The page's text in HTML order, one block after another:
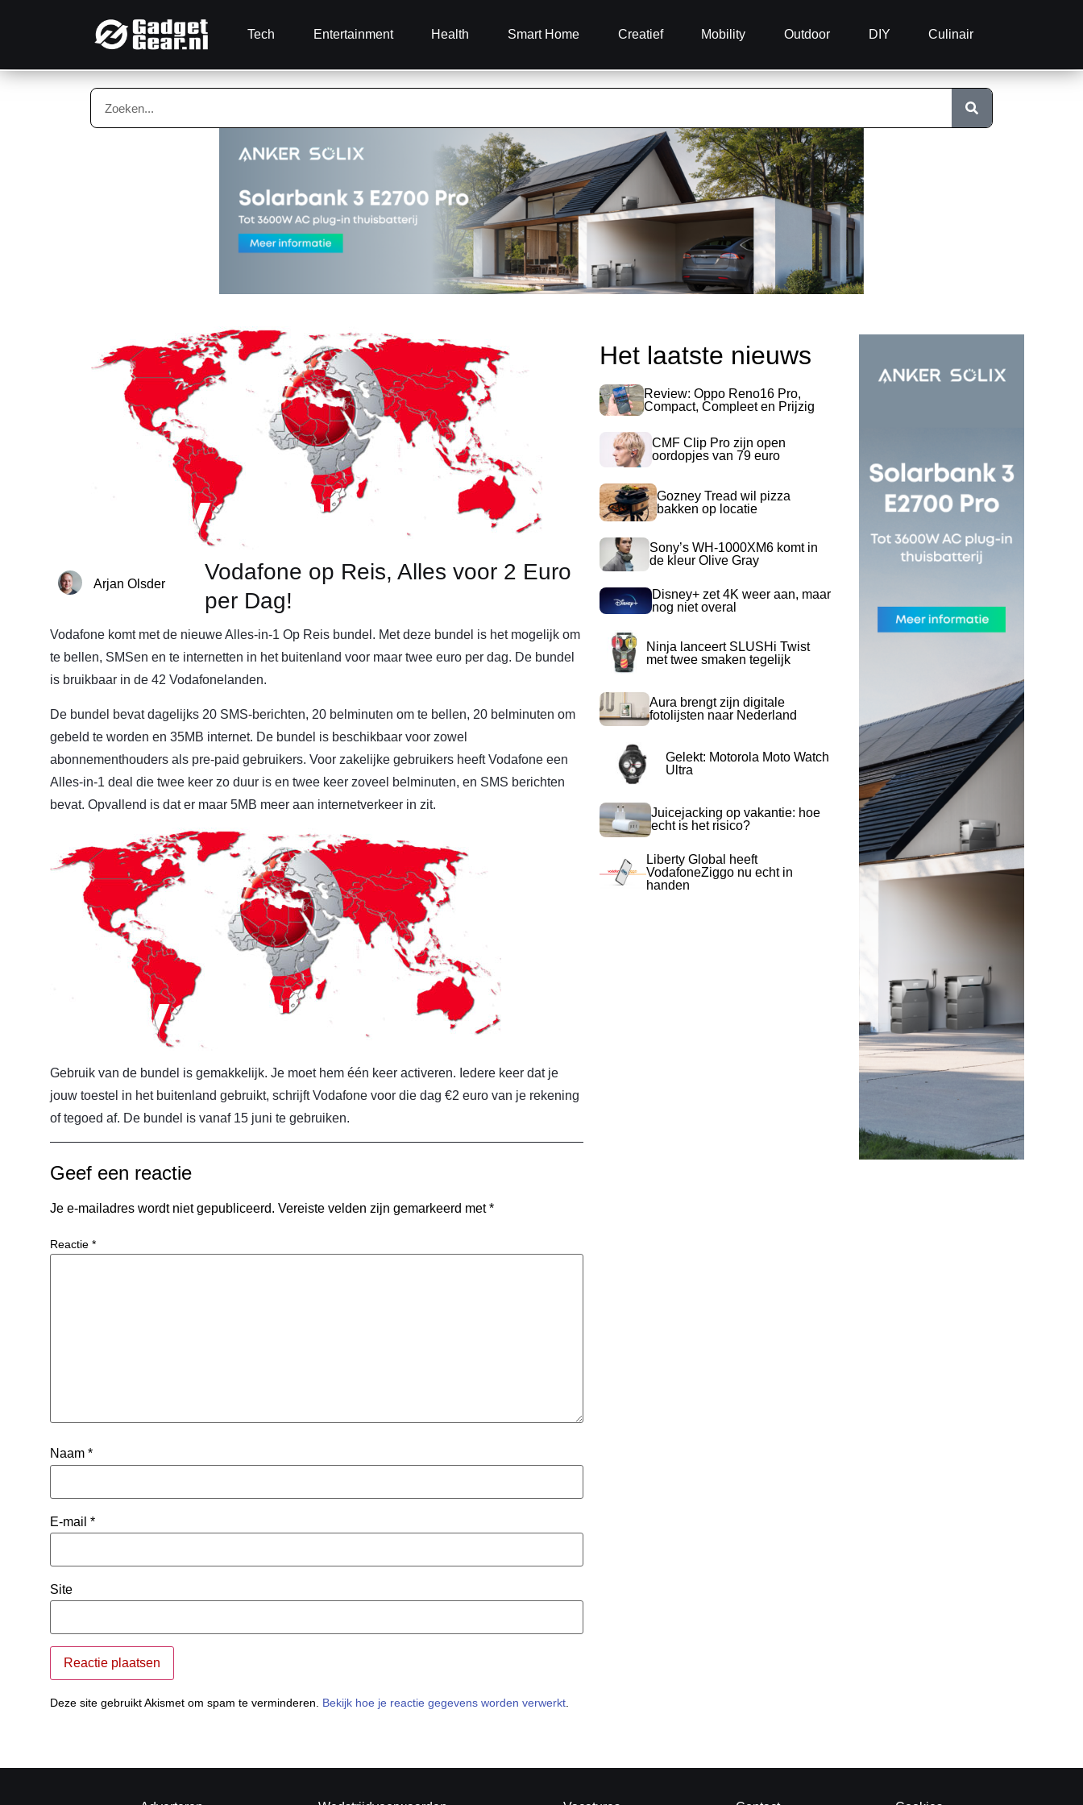
Tech Entertainment Health Smart Home Creatief Mobility Outdoor DIY Culinair
Arjan Olsder
Vodafone op Reis, Alles voor 2 Euro
per Dag!
Vodafone komt met de nieuwe Alles-in-1 Op Reis bundel. Met deze bundel is het mogelijk om
te bellen, SMSen en te internetten in het buitenland voor maar twee euro per dag. De bundel
is bruikbaar in de 42 Vodafonelanden.
De bundel bevat dagelijks 20 SMS-berichten, 20 belminuten om te bellen, 20 belminuten om
gebeld te worden en 35MB internet. De bundel is beschikbaar voor zowel
abonnementhouders als pre-paid gebruikers. Voor zakelijke gebruikers heeft Vodafone een
Alles-in-1 deal die twee keer zo duur is en twee keer zoveel belminuten, en SMS berichten
bevat. Opvallend is dat er maar 5MB meer aan internetverkeer in zit.
Gebruik van de bundel is gemakkelijk. Je moet hem één keer activeren. Iedere keer dat je
jouw toestel in het buitenland gebruikt, schrijft Vodafone voor die dag €2 euro van je rekening
of tegoed af. De bundel is vanaf 15 juni te gebruiken.
Geef een reactie
Je e-mailadres wordt niet gepubliceerd. Vereiste velden zijn gemarkeerd met*
Reactie *
Naam *
E-mail *
Site
Deze site gebruikt Akismet om spam te verminderen. Bekijk hoe je reactie gegevens worden verwerkt
Het laatste nieuws
Review: Oppo Reno16 Pro,
Compact, Compleet en Prijzig
CMF Clip Pro zijn open
oordopjes van 79 euro
Gozney Tread wil pizza
bakken op locatie
Sony’s WH-1000XM6 komt in
de kleur Olive Gray
Disney+ zet 4K weer aan, maar
nog niet overal
Ninja lanceert SLUSHi Twist
met twee smaken tegelijk
Aura brengt zijn digitale
fotolijsten naar Nederland
Gelekt: Motorola Moto Watch
Ultra
Juicejacking op vakantie: hoe
echt is het risico?
Liberty Global heeft
VodafoneZiggo nu echt in
handen